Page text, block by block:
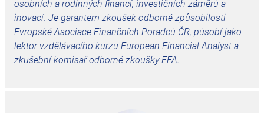
osobních a rodinných financí, investičních záměrů a
inovací. Je garantem zkoušek odborné způsobilosti
Evropské Asociace Finančních Poradců ČR, působí jako
lektor vzdělávacího kurzu European Financial Analyst a
zkušební komisař odborné zkoušky EFA.